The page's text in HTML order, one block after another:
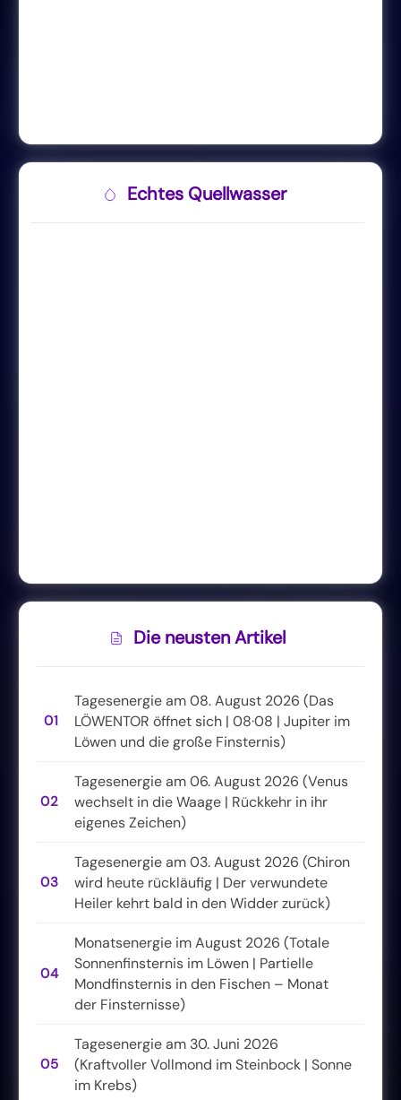
Echtes Quellwasser
Die neusten Artikel
01
Tagesenergie am 08. August 2026 (Das
LÖWENTOR öffnet sich | 08·08 | Jupiter im
Löwen und die große Finsternis)
02
Tagesenergie am 06. August 2026 (Venus
wechselt in die Waage | Rückkehr in ihr
eigenes Zeichen)
03
Tagesenergie am 03. August 2026 (Chiron
wird heute rückläufig | Der verwundete
Heiler kehrt bald in den Widder zurück)
04
Monatsenergie im August 2026 (Totale
Sonnenfinsternis im Löwen | Partielle
Mondfinsternis in den Fischen – Monat
der Finsternisse)
05
Tagesenergie am 30. Juni 2026
(Kraftvoller Vollmond im Steinbock | Sonne
im Krebs)